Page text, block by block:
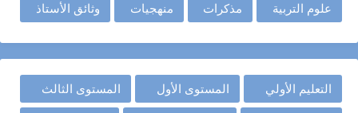
علوم التربية مذكرات منهجيات وثائق الأستاذ
التعليم الأولي المستوى الأول المستوى الثالث